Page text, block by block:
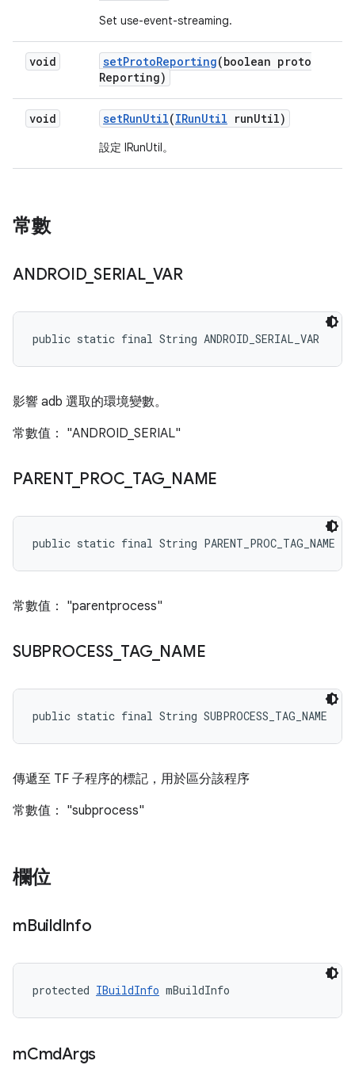
Set use-event-streaming.
void setProtoReporting(boolean proto
Reporting)
void setRunUtil(IRunUtil runUtil)
設定 IRunUtil。
常數
ANDROID_ SERIAL_VAR
public static final String ANDROID_SERIAL_VAR
影響 adb 選取的環境變數。
常數值： "ANDROID_SERIAL"
PARENT_ PROC TAG_ NAME
public static final String PARENT_PROC_TAG_NAME
常數值： "parentprocess"
SUBPROCESS_ TAG_ NAME
public static final String SUBPROCESS_TAG_NAME
傳遞至 TF 子程序的標記，用於區分該程序
常數值： "subprocess"
欄位
mBuildInfo
protected IBuildInfo mBuildInfo
mCmdArgs